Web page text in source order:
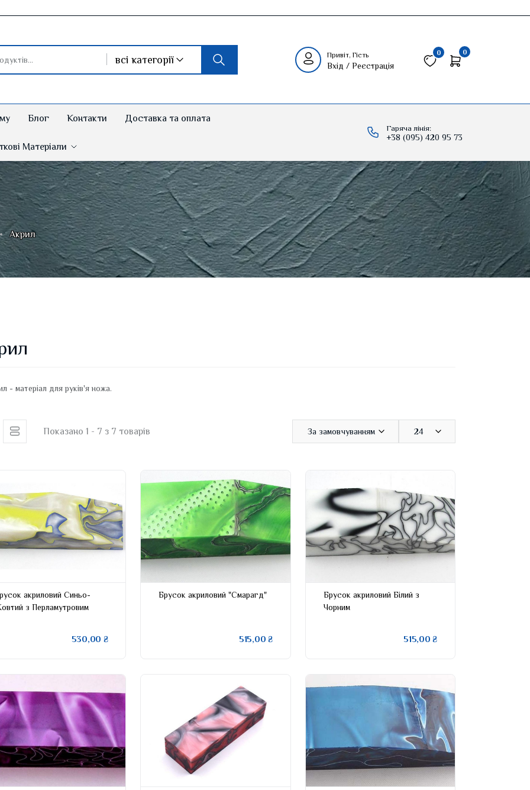
всі категорії Привіт, Гість
Вхід / Реєстрація
0 0
Блог Контакти Доставка та оплата
Матеріали
Гаряча лінія:
+38 (095) 420 95 73
Акрил
Показано 1 - 7 з 7 товарів За замовчуванням 24
акриловий Синьо-
з Перламутровим
530,00 ₴
Брусок акриловий "Смарагд"
515,00 ₴
Брусок акриловий Білий з
Чорним
515,00 ₴